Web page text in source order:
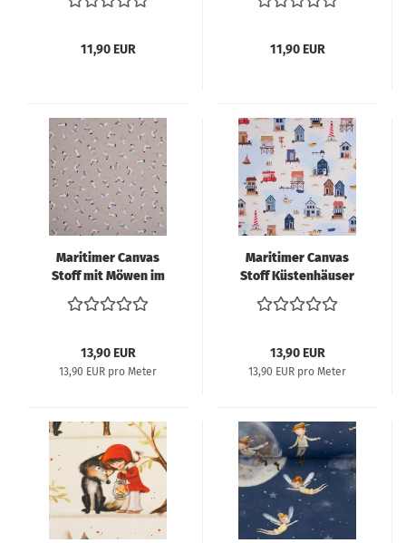
Meterware
11,90 EUR
Meterware
11,90 EUR
Maritimer Canvas
Stoff mit Möwen im
Leinen-Look
13,90 EUR
13,90 EUR pro Meter
Maritimer Canvas
Stoff Küstenhäuser
Leuchtturm –
Dekostoff Meer
13,90 EUR
13,90 EUR pro Meter